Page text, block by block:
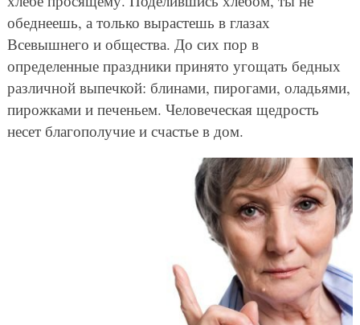
обеднеешь, а только вырастешь в глазах
Всевышнего и общества. До сих пор в
определенные праздники принято угощать бедных
различной выпечкой: блинами, пирогами, оладьями,
пирожками и печеньем. Человеческая щедрость
несет благополучие и счастье в дом.